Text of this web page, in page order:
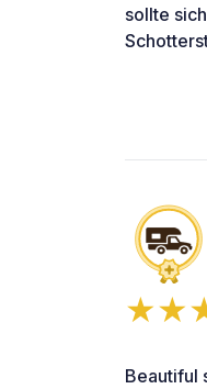
sollte
Beautiful